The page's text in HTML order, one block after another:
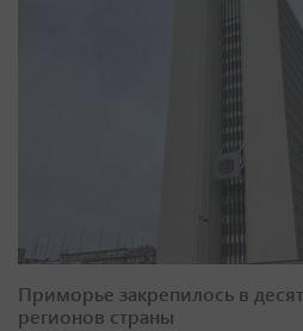
Приморье закрепилось в
регионов страны